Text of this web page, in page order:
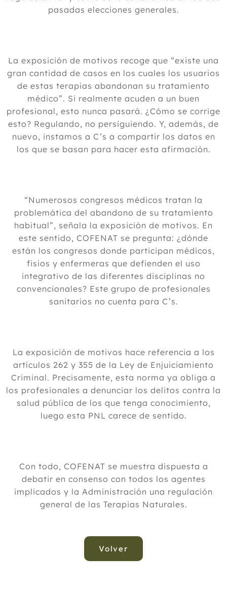
pasadas elecciones generales.
La exposición de motivos recoge que “existe una
gran cantidad de casos en los cuales los usuarios
de estas terapias abandonan su tratamiento
médico”. Si realmente acuden a un buen
profesional, esto nunca pasará. ¿Cómo se corrige
esto? Regulando, no persiguiendo. Y, además, de
nuevo, instamos a C’s a compartir los datos en
los que se basan para hacer esta afirmación.
“Numerosos congresos médicos tratan la
problemática del abandono de su tratamiento
habitual”, señala la exposición de motivos. En
este sentido, COFENAT se pregunta: ¿dónde
están los congresos donde participan médicos,
fisios y enfermeras que defienden el uso
integrativo de las diferentes disciplinas no
convencionales? Este grupo de profesionales
sanitarios no cuenta para C’s.
La exposición de motivos hace referencia a los
artículos 262 y 355 de la Ley de Enjuiciamiento
Criminal. Precisamente, esta norma ya obliga a
los profesionales a denunciar los delitos contra la
salud pública de los que tenga conocimiento,
luego esta PNL carece de sentido.
Con todo, COFENAT se muestra dispuesta a
debatir en consenso con todos los agentes
implicados y la Administración una regulación
general de las Terapias Naturales.
Volver